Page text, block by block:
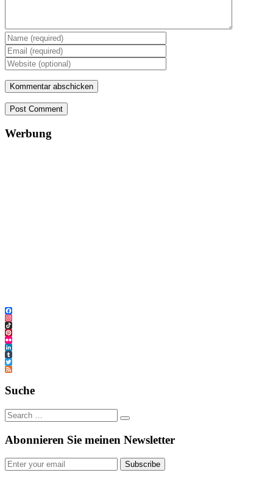
Post Comment
Werbung
Facebook
Instagram
TikTok
Pinterest
Flickr
LinkedIn
Tumblr
Twitter
Feed
Suche
Abonnieren Sie meinen Newsletter
Subscribe